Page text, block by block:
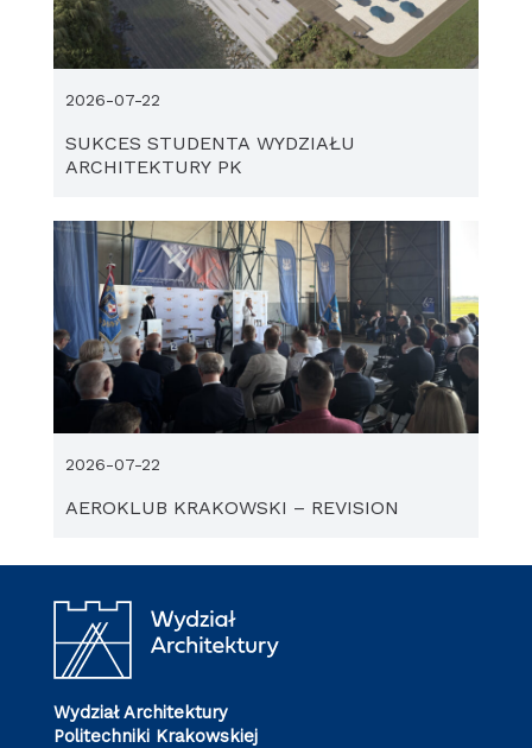
SUKCES STUDENTA WYDZIAŁU
ARCHITEKTURY PK
2026-07-22
AEROKLUB KRAKOWSKI – REVISION
2026-07-22
Wydział Architektury
Politechniki Krakowskiej